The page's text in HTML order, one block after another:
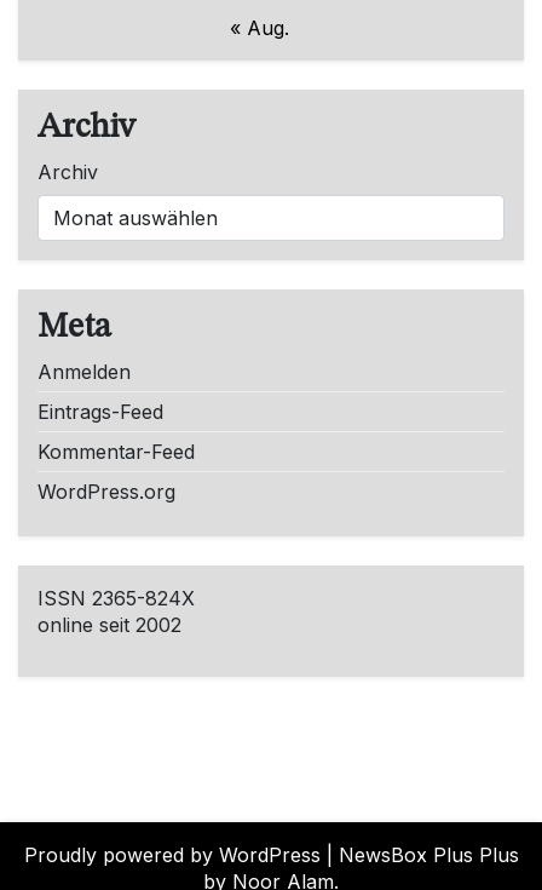
« Aug.
Archiv
Archiv
Meta
Anmelden
Eintrags-Feed
Kommentar-Feed
WordPress.org
ISSN 2365-824X
online seit 2002
Proudly powered by WordPress
NewsBox Plus Plus
by Noor Alam.